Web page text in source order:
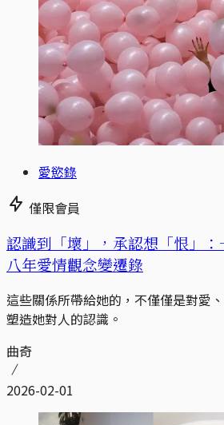
愛慾錄
僅限會員
認識到「壞」，承認想「恨」
八年愛情觀念變遷錄
這些關係所帶給她的，不僅僅是對愛
塑造她對人的認識。
曲奇
2026-02-01